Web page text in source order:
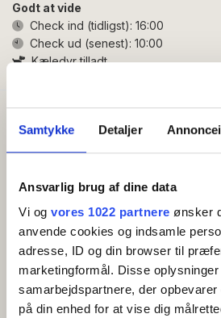
Samtykke Detaljer
Ansvarlig brug af dine data
Vi og vores 1022 partnere ønsker
anvende cookies og indsamle
adresse, ID og din browser til
marketingformål. Disse
samarbejdspartnere, der
på din enhed for at vise dig
også har terrassemøbler. Her kan
morgenkaffen og udsigten over
med figentræer, palmer og
Godt at vide
Check ind (tidligst): 16:00
Check ud (senest): 10:00
Kæledyr tilladt
Gratis wifi
TV
Sovesofa
Kaffemaskine/elkedel
Køkken